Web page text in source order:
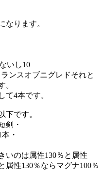
なります。
いし10
ンスオブニグレドそれと
。
て4本です。
下です。
剣・
・
いのは属性130％と属性
属性130％ならマグナ100％